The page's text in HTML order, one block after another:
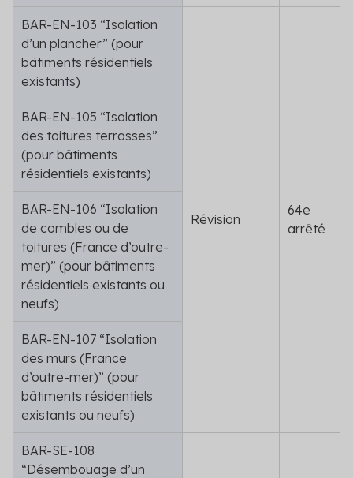
BAR-EN-103 “Isolation
d’un plancher” (pour
bâtiments résidentiels
existants)
Révision
64e
arrêté
BAR-EN-105 “Isolation
des toitures terrasses”
(pour bâtiments
résidentiels existants)
BAR-EN-106 “Isolation
de combles ou de
toitures (France d’outre-
mer)” (pour bâtiments
résidentiels existants ou
neufs)
BAR-EN-107 “Isolation
des murs (France
d’outre-mer)” (pour
bâtiments résidentiels
existants ou neufs)
BAR-SE-108
“Désembouage d’un